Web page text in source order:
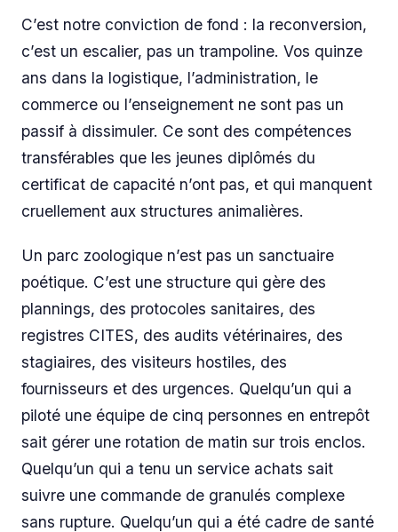
C’est notre conviction de fond : la reconversion,
c’est un escalier, pas un trampoline. Vos quinze
ans dans la logistique, l’administration, le
commerce ou l’enseignement ne sont pas un
passif à dissimuler. Ce sont des compétences
transférables que les jeunes diplômés du
certificat de capacité n’ont pas, et qui manquent
cruellement aux structures animalières.
Un parc zoologique n’est pas un sanctuaire
poétique. C’est une structure qui gère des
plannings, des protocoles sanitaires, des
registres CITES, des audits vétérinaires, des
stagiaires, des visiteurs hostiles, des
fournisseurs et des urgences. Quelqu’un qui a
piloté une équipe de cinq personnes en entrepôt
sait gérer une rotation de matin sur trois enclos.
Quelqu’un qui a tenu un service achats sait
suivre une commande de granulés complexe
sans rupture. Quelqu’un qui a été cadre de santé